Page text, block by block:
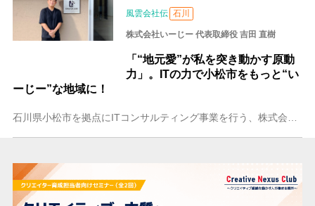
風雲会社伝 石川
株式会社いーじー 代表取締役 吉田 直樹
「“地元愛”が私を突き動かす原動
力」。ITの力で小松市をもっと“い
ーじー”な地域に！